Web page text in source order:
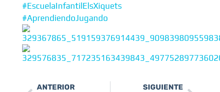
#EscuelaInfantilElsXiquets
#AprendiendoJugando
ANTERIOR
SIGUIENTE